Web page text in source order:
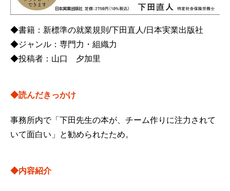
◆書籍：新標準の就業規則/下田直人/日本実業出版社
◆ジャンル：専門力・組織力
◆投稿者：山口 夕加里
◆読んだきっかけ
事務所内で「下田先生の本が、チーム作りに注力されて
いて面白い」と勧められたため。
◆内容紹介